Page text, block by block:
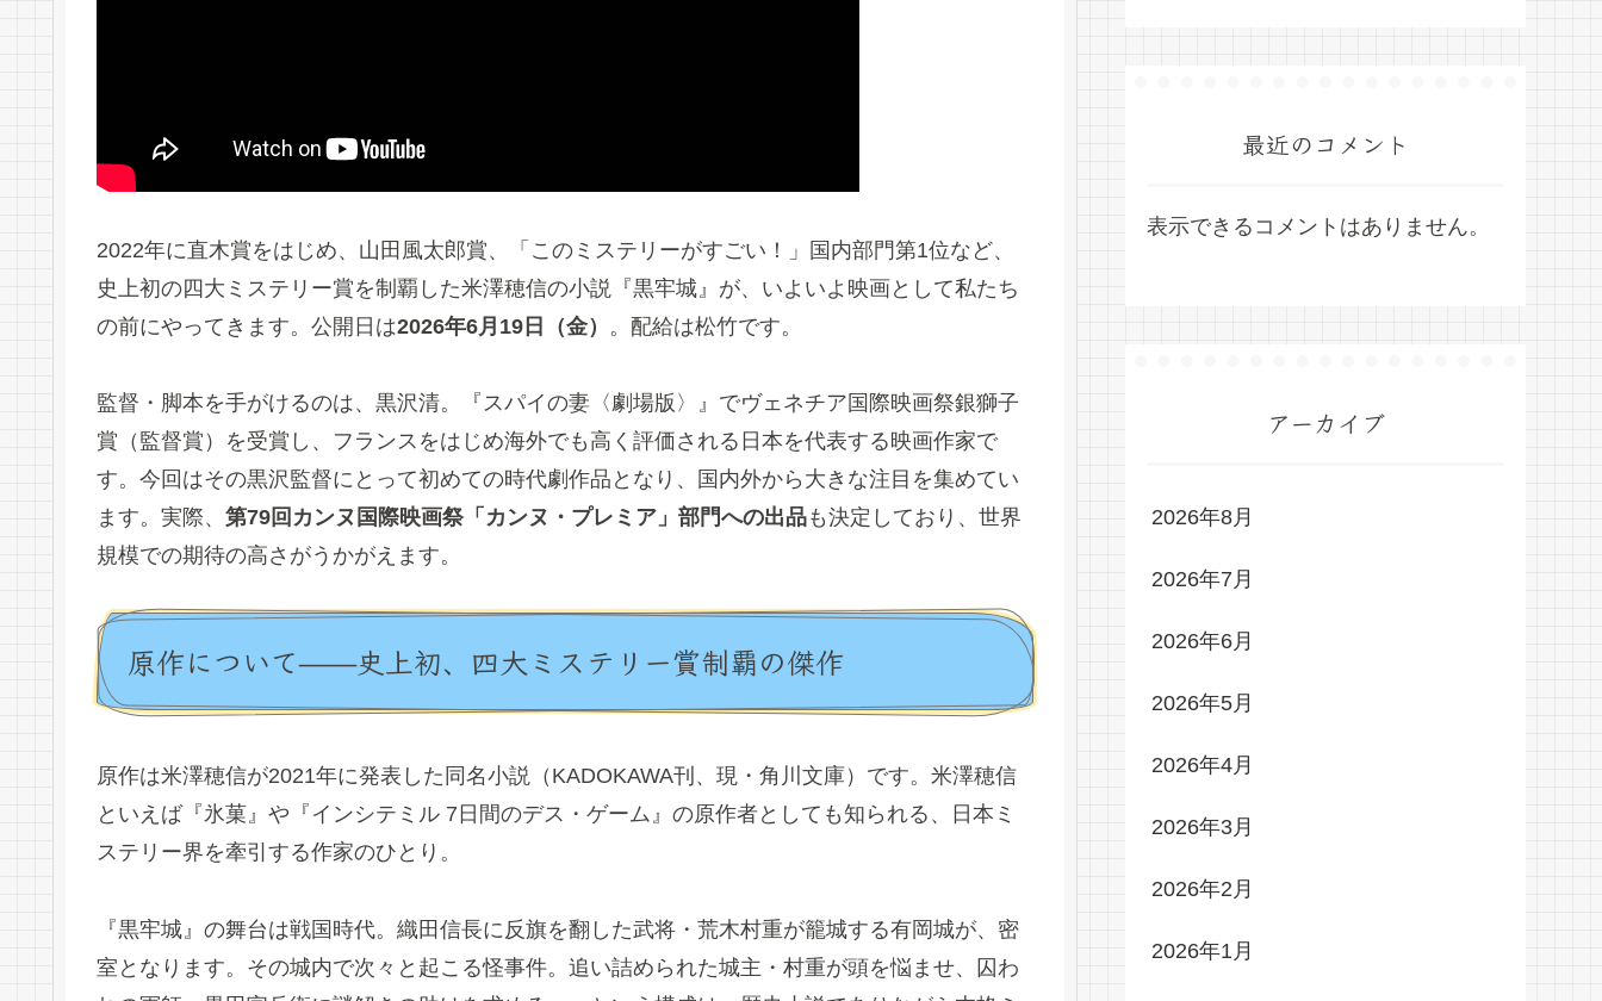
2022年に直木賞をはじめ、山田風太郎賞、「このミステリーがすごい！」国内部門第1位など、
史上初の四大ミステリー賞を制覇した米澤穂信の小説『黒牢城』が、いよいよ映画として私たち
の前にやってきます。公開日は2026年6月19日（金） 。配給は松竹です。
監督・脚本を手がけるのは、黒沢清。『スパイの妻〈劇場版〉』でヴェネチア国際映画祭銀獅子
賞（監督賞）を受賞し、フランスをはじめ海外でも高く評価される日本を代表する映画作家で
す。今回はその黒沢監督にとって初めての時代劇作品となり、国内外から大きな注目を集めてい
ます。実際、 第79回カンヌ国際映画祭「カンヌ・プレミア」部門への出品も決定しており、世界
規模での期待の高さがうかがえます。
原作について——史上初、四大ミステリー賞制覇の傑作
原作は米澤穂信が2021年に発表した同名小説（KADOKAWA刊、現・角川文庫）です。米澤穂信
といえば『氷菓』や『インシテミル 7日間のデス・ゲーム』の原作者としても知られる、日本ミ
ステリー界を牽引する作家のひとり。
『黒牢城』の舞台は戦国時代。織田信長に反旗を翻した武将・荒木村重が籠城する有岡城が、密
室となります。その城内で次々と起こる怪事件。追い詰められた城主・村重が頭を悩ませ、囚わ
最近のコメント
表示できるコメントはありません。
アーカイブ
2026年8月
2026年7月
2026年6月
2026年5月
2026年4月
2026年3月
2026年2月
2026年1月